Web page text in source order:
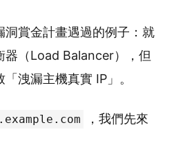
洞賞金計畫遇過的例子：就
器（Load Balancer），但
洩漏主機真實 IP」。
，我們先來